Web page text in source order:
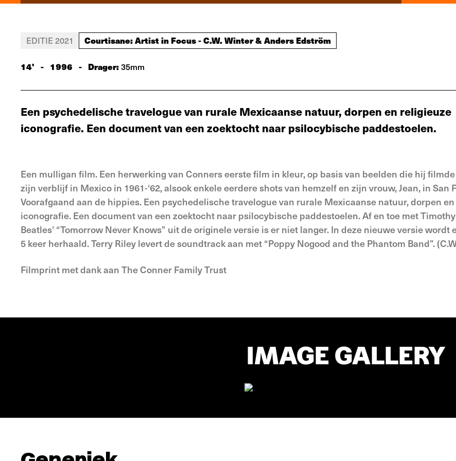
EDITIE 2021 Courtisane: Artist in Focus - C.W. Winter & Anders Edström
14' - 1996 - Drager:35mm
Een psychedelische travelogue van rurale Mexicaanse natuur, dorpen en religieuze
iconografie. Een document van een zoektocht naar psilocybische paddestoelen.
Een mulligan film. Een herwerking van Conners eerste film in kleur, op basis van beelden die hij
zijn verblijf in Mexico in 1961-‘62, alsook enkele eerdere shots van hemzelf en zijn vrouw, Jean, in San
Voorafgaand aan de hippies. Een psychedelische travelogue van rurale Mexicaanse natuur, dorpen
iconografie. Een document van een zoektocht naar psilocybische paddestoelen. Af en toe met
Beatles’ “Tomorrow Never Knows” uit de originele versie is er niet langer. In deze nieuwe versie wordt
5 keer herhaald. Terry Riley levert de soundtrack aan met “Poppy Nogood and the Phantom Band”.
Filmprint met dank aan The Conner Family Trust
IMAGE GALLERY